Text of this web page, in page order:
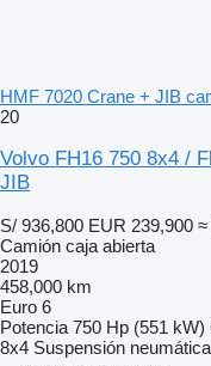
HMF 7020 Crane + JIB
20
Volvo FH16 750 8x4 /
JIB
S/ 936,800 EUR 239,900 ≈
Camión caja abierta
2019
458,000 km
Euro 6
Potencia 750 Hp (551 kW)
8x4 Suspensión